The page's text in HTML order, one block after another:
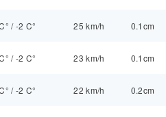
/-2 C° 25 km/h 0.1cm
/-2 C° 23 km/h 0.1cm
/-2 C° 22 km/h 0.2cm